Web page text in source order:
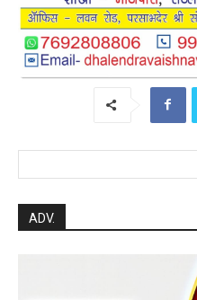
ADV.